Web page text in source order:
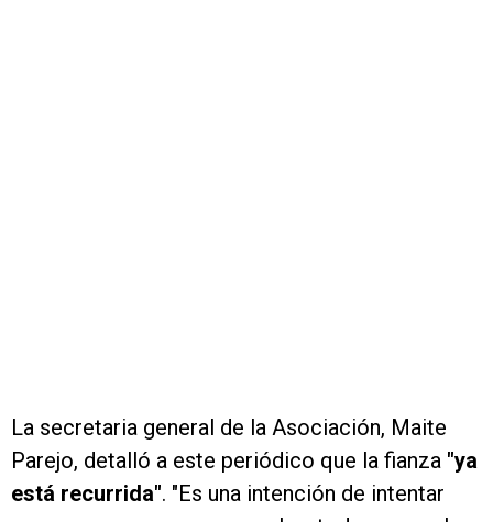
La secretaria general de la Asociación, Maite
Parejo, detalló a este periódico que la fianza "ya
está recurrida". "Es una intención de intentar